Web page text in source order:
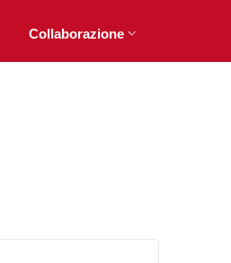
Collaborazione